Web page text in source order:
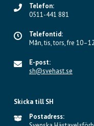
Telefon:
0511-441 881
Telefontid:
Mån, tis, tors, fre 10–12
E-post:
sh@svehast.se
Skicka till SH
Postadress: